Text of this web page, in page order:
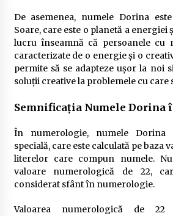
De asemenea, numele Dorina
Soare, care este o planetă a energiei
lucru înseamnă că persoanele cu
caracterizate de o energie și o
permite să se adapteze ușor la noi
soluții creative la problemele cu care
Semnificația Numele Dorina
În numerologie, numele Dorina
specială, care este calculată pe baza
literelor care compun numele.
valoare numerologică de 22,
considerat sfânt în numerologie.
Valoarea numerologică de